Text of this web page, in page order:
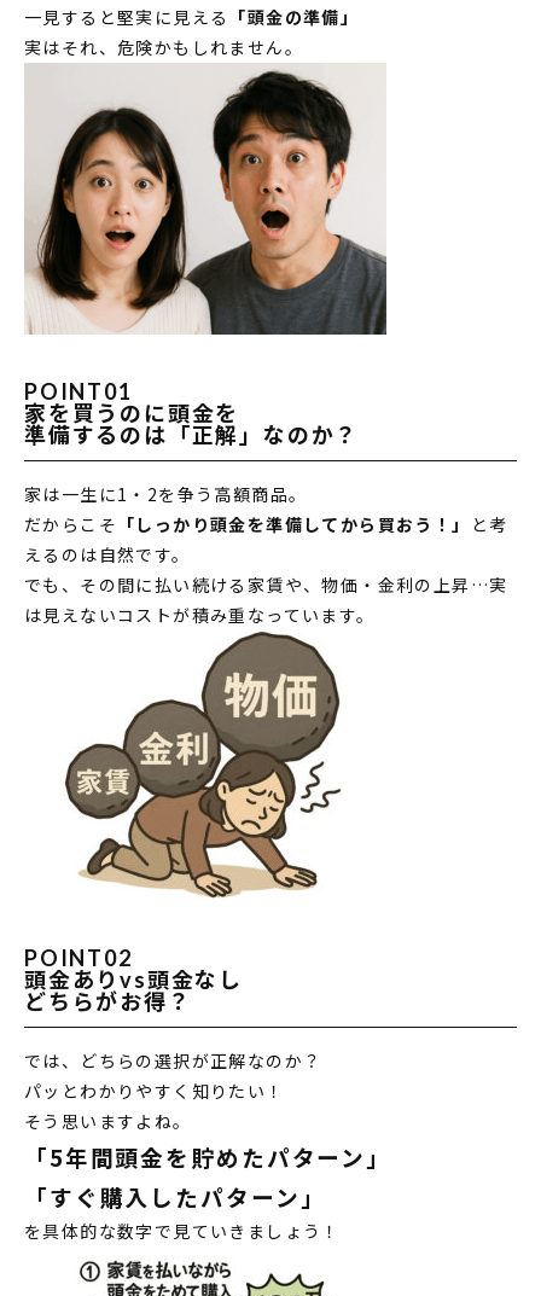
今伊勢町モデルハウス 2階建て
今伊勢町モデルハウス 平屋
一見すると堅実に見える 「頭金の準備」
実はそれ、危険かもしれません。
POINT01
家を買うのに頭金を
準備するのは「正解」なのか？
家は一生に1・2を争う高額商品。
だからこそ 「しっかり頭金を準備してから買おう！」
と考
えるのは自然です。
でも、その間に払い続ける家賃や、物価・金利の上昇…実
は見えないコストが積み重なっています。
POINT02
頭金ありvs頭金なし
どちらがお得？
では、どちらの選択が正解なのか？
パッとわかりやすく知りたい！
そう思いますよね。
「5年間頭金を貯めたパターン」
「すぐ購入したパターン」
を具体的な数字で見ていきましょう！